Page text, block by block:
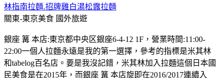
林指南拉麵.招牌雞白湯松露拉麵
關東-東京美食 國外旅遊
銀座 篝 本店:東京都中央区銀座6-4-12 1F，營業時間:11:00-
22:00一個人拉麵永遠是我的第一選擇，參考的指標是米其林
和tabelog百名店。要是我沒記錯，米其林加入拉麵這個日本國
民美食是在2015年，而銀座 篝 本店旋即在2016/2017連續入